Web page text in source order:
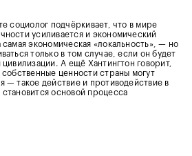
социолог подчёркивает, что в мире
усиливается и экономический
экономическая «локальность», — но
только в том случае, если он будет
цивилизации. А ещё Хантингтон говорит,
собственные ценности страны могут
— такое действие и противодействие в
основой процесса